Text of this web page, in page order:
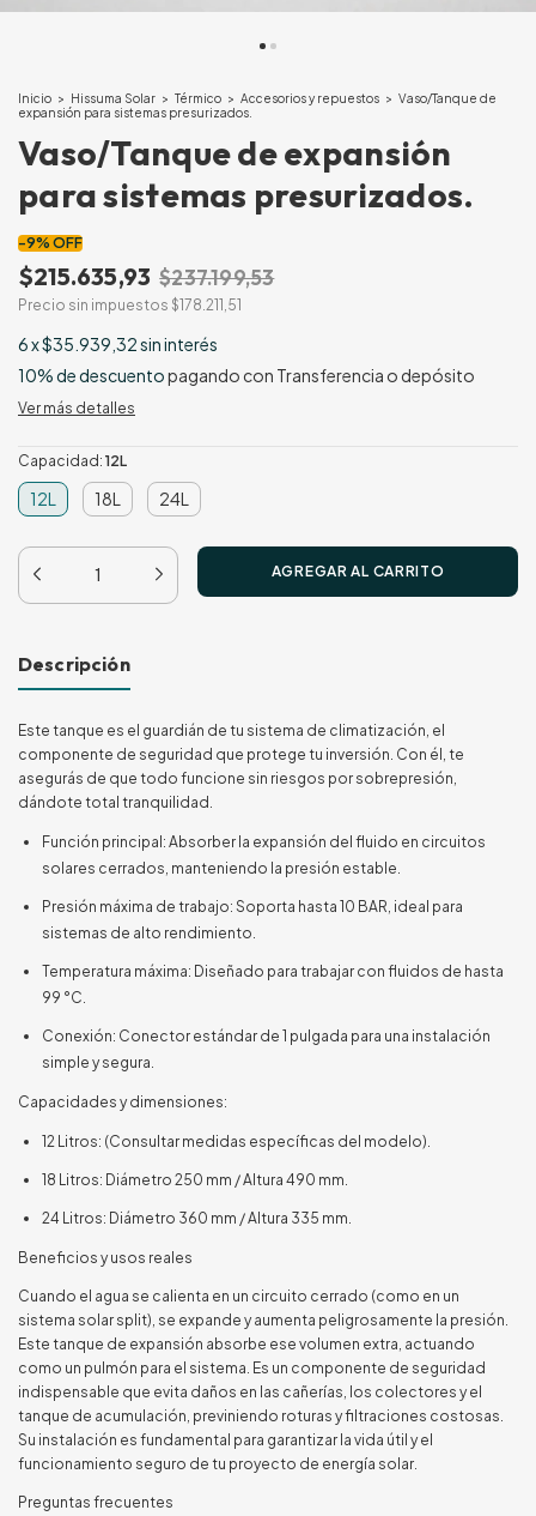
Inicio > Hissuma Solar > Térmico > Accesorios y repuestos > Vaso/Tanque de
expansión para sistemas presurizados.
Vaso/Tanque de expansión
para sistemas presurizados.
-9% OFF
$215.635,93 $237.199,53
Precio sin impuestos $178.211,51
6x$35.939,32sin interés
10% de descuentopagando con Transferencia o depósito
Ver más detalles
Capacidad: 12L
12L 18L 24L
Descripción
Este tanque es el guardián de tu sistema de climatización, el
componente de seguridad que protege tu inversión. Con él, te
asegurás de que todo funcione sin riesgos por sobrepresión,
dándote total tranquilidad.
Función principal: Absorber la expansión del fluido en circuitos
solares cerrados, manteniendo la presión estable.
Presión máxima de trabajo: Soporta hasta 10 BAR, ideal para
sistemas de alto rendimiento.
Temperatura máxima: Diseñado para trabajar con fluidos de hasta
99 °C.
Conexión: Conector estándar de 1 pulgada para una instalación
simple y segura.
Capacidades y dimensiones:
12 Litros: (Consultar medidas específicas del modelo).
18 Litros: Diámetro 250 mm / Altura 490 mm.
24 Litros: Diámetro 360 mm / Altura 335 mm.
Beneficios y usos reales
Cuando el agua se calienta en un circuito cerrado (como en un
sistema solar split), se expande y aumenta peligrosamente la presión.
Este tanque de expansión absorbe ese volumen extra, actuando
como un pulmón para el sistema. Es un componente de seguridad
indispensable que evita daños en las cañerías, los colectores y el
tanque de acumulación, previniendo roturas y filtraciones costosas.
Su instalación es fundamental para garantizar la vida útil y el
funcionamiento seguro de tu proyecto de energía solar.
Preguntas frecuentes